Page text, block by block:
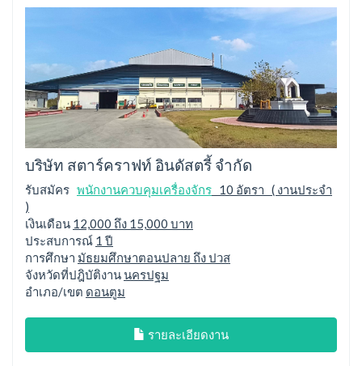
บริษัท สตาร์คราฟท์ อินดัสตรี้ จำกัด
รับสมัคร พนักงานควบคุมเครื่องจักร 10 อัตรา ( งานประจำ
)
เงินเดือน 12,000 ถึง 15,000 บาท
ประสบการณ์ 1 ปี
การศึกษา มัธยมศึกษาตอนปลาย ถึง ปวส
จังหวัดที่ปฎิบัติงานนครปฐม
อำเภอ/เขต ดอนตูม
รายละเอียดงาน